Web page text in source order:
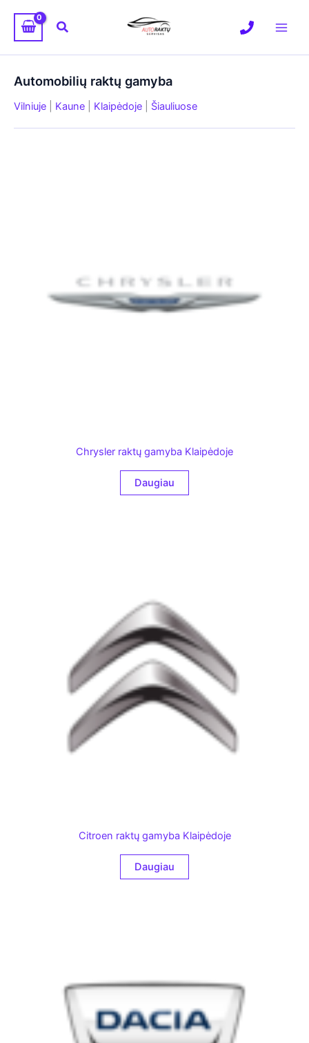
turinio
Paieška
Automobilių raktų gamyba
Vilniuje Kaune Klaipėdoje Šiauliuose
Chrysler raktų gamyba Klaipėdoje
Daugiau
Citroen raktų gamyba Klaipėdoje
Daugiau